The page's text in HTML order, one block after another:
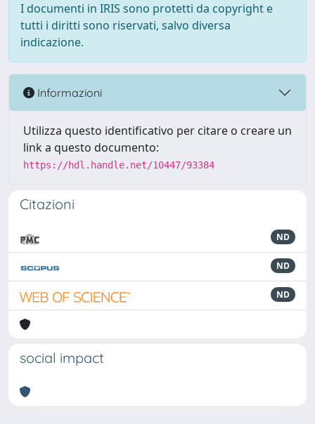
I documenti in IRIS sono protetti da copyright e
tutti i diritti sono riservati, salvo diversa
indicazione.
Informazioni
Utilizza questo identificativo per citare o creare un
link a questo documento:
https://hdl.handle.net/10447/93384
Citazioni
ND
ND
ND
social impact